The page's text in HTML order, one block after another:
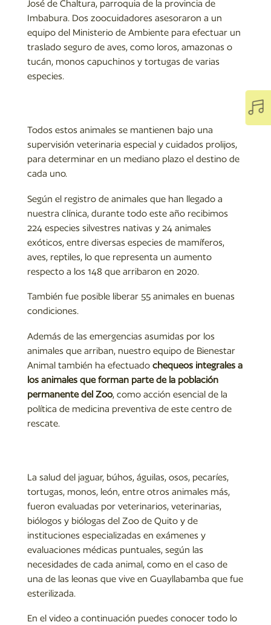
José de Chaltura, parroquia de la provincia de
Imbabura. Dos zoocuidadores asesoraron a un
equipo del Ministerio de Ambiente para efectuar un
traslado seguro de aves, como loros, amazonas o
tucán, monos capuchinos y tortugas de varias
especies.
Todos estos animales se mantienen bajo una
supervisión veterinaria especial y cuidados prolijos,
para determinar en un mediano plazo el destino de
cada uno.
Según el registro de animales que han llegado a
nuestra clínica, durante todo este año recibimos
224 especies silvestres nativas y 24 animales
exóticos, entre diversas especies de mamíferos,
aves, reptiles, lo que representa un aumento
respecto a los 148 que arribaron en 2020.
También fue posible liberar 55 animales en buenas
condiciones.
Además de las emergencias asumidas por los
animales que arriban, nuestro equipo de Bienestar
Animal también ha efectuado chequeos integrales a
los animales que forman parte de la población
permanente del Zoo, como acción esencial de la
política de medicina preventiva de este centro de
rescate.
La salud del jaguar, búhos, águilas, osos, pecaríes,
tortugas, monos, león, entre otros animales más,
fueron evaluadas por veterinarios, veterinarias,
biólogos y biólogas del Zoo de Quito y de
instituciones especializadas en exámenes y
evaluaciones médicas puntuales, según las
necesidades de cada animal, como en el caso de
una de las leonas que vive en Guayllabamba que fue
esterilizada.
En el video a continuación puedes conocer todo lo
